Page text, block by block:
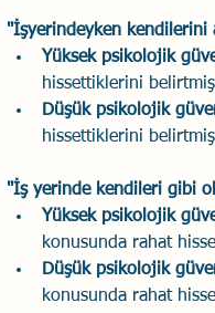
"İşyerindeyken
Yüksek psikolojik
hissettiklerini
Düşük psikolojik
hissettiklerini
"İş yerinde kendileri gibi
Yüksek psikolojik
konusunda rahat
Düşük psikolojik
konusunda rahat